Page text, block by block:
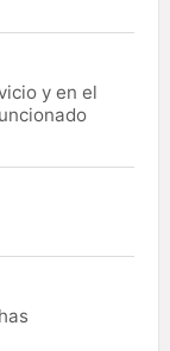
y en el